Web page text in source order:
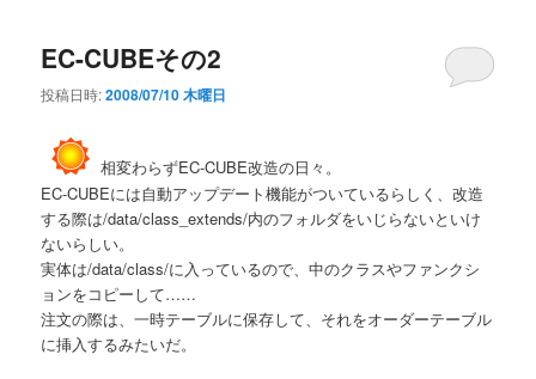
EC-CUBEその2
投稿日時:2008/07/10 木曜日
相変わらずEC-CUBE改造の日々。
EC-CUBEには自動アップデート機能がついているらしく、改造
する際は/data/class_extends/内のフォルダをいじらないといけ
ないらしい。
実体は/data/class/に入っているので、中のクラスやファンクシ
ョンをコピーして……
注文の際は、一時テーブルに保存して、それをオーダーテーブル
に挿入するみたいだ。